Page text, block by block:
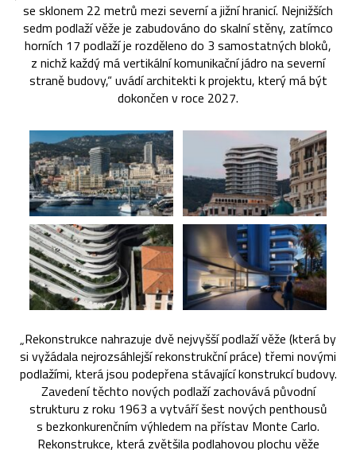
se sklonem 22 metrů mezi severní a jižní hranicí. Nejnižších
sedm podlaží věže je zabudováno do skalní stěny, zatímco
horních 17 podlaží je rozděleno do 3 samostatných bloků,
z nichž každý má vertikální komunikační jádro na severní
straně budovy,“ uvádí architekti k projektu, který má být
dokončen v roce 2027.
„Rekonstrukce nahrazuje dvě nejvyšší podlaží věže (která by
si vyžádala nejrozsáhlejší rekonstrukční práce) třemi novými
podlažími, která jsou podepřena stávající konstrukcí budovy.
Zavedení těchto nových podlaží zachovává původní
strukturu z roku 1963 a vytváří šest nových penthousů
s bezkonkurenčním výhledem na přístav Monte Carlo.
Rekonstrukce, která zvětšila podlahovou plochu věže